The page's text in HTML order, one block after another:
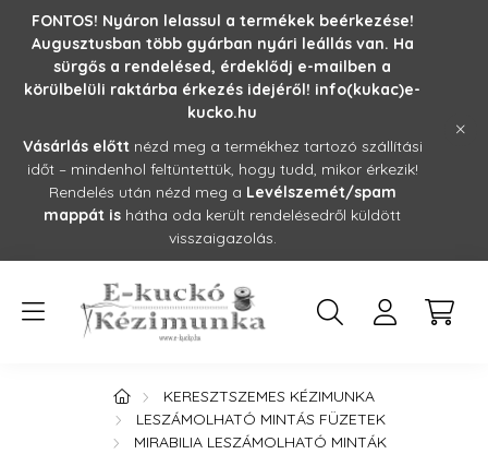
FONTOS! Nyáron lelassul a termékek beérkezése!
Augusztusban több gyárban nyári leállás van. Ha
sürgős a rendelésed, érdeklődj e-mailben a
körülbelüli raktárba érkezés idejéről! info(kukac)e-
kucko.hu
Vásárlás előttnézd meg a termékhez tartozó szállítási
időt – mindenhol feltüntettük, hogy tudd, mikor érkezik!
Rendelés után nézd meg a Levélszemét/spam
mappát is hátha oda került rendelésedről küldött
visszaigazolás.
KERESZTSZEMES KÉZIMUNKA
LESZÁMOLHATÓ MINTÁS FÜZETEK
MIRABILIA LESZÁMOLHATÓ MINTÁK